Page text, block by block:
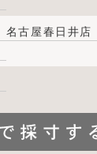
名古屋春日井店